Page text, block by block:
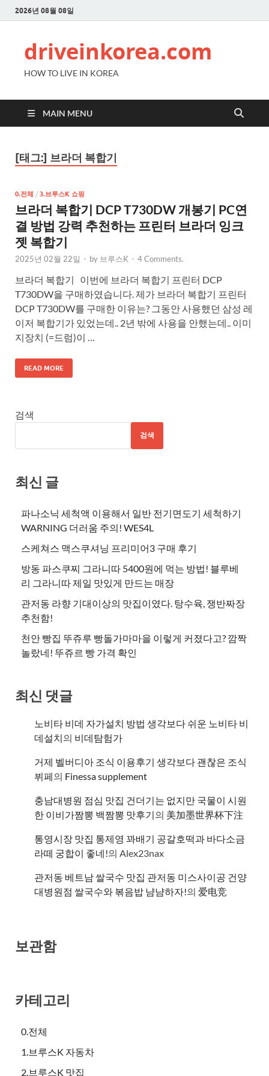
2026년 08월 08일
driveinkorea.com
HOW TO LIVE IN KOREA
MAIN MENU
[태그:] 브라더 복합기
0.전체 / 3.브루스K 쇼핑
브라더 복합기 DCP T730DW 개봉기 PC연
결 방법 강력 추천하는 프린터 브라더 잉크
젯 복합기
2025년 02월 22일 - by 브루스K - 4 Comments.
브라더 복합기 이번에 브라더 복합기 프린터 DCP
T730DW을 구매하였습니다. 제가 브라더 복합기 프린터
DCP T730DW를 구매한 이유는? 그동안 사용했던 삼성 레
이저 복합기가 있었는데.. 2년 밖에 사용을 안했는데.. 이미
지장치 (=드럼)이 …
READ MORE
검색
검색
최신 글
파나소닉 세척액 이용해서 일반 전기면도기 세척하기
WARNING 더러움 주의! WES4L
스케쳐스 맥스쿠셔닝 프리미어3 구매 후기
방동 파스쿠찌 그라니따 5400원에 먹는 방법! 블루베
리 그라니따 제일 맛있게 만드는 매장
관저동 라향 기대이상의 맛집이였다. 탕수육, 쟁반짜장
추천함!
천안 빵집 뚜쥬루 빵돌가마마을 이렇게 커졌다고? 깜짝
놀랐네! 뚜쥬르 빵 가격 확인
최신 댓글
노비타 비데 자가설치 방법 생각보다 쉬운 노비타 비
데설치의 비데탐험가
거제 벨버디아 조식 이용후기 생각보다 괜찮은 조식
뷔페의 ​Finessa supplement
충남대병원 점심 맛집 건더기는 없지만 국물이 시원
한 이비가짬뽕 백짬뽕 맛후기의 美加墨世界杯下注
통영시장 맛집 통제영 꽈배기 공갈호떡과 바다소금
라떼 궁합이 좋네!의 Alex23nax
관저동 베트남 쌀국수 맛집 관저동 미스사이공 건양
대병원점 쌀국수와 볶음밥 냠냠하자!의 爱电竞
보관함
카테고리
0.전체
1.브루스K 자동차
2.브루스K 맛집